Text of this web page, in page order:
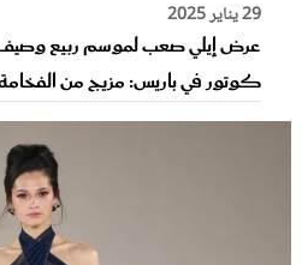
29 يناير 2025
كوتور في باريس: مزيج من الفخامة